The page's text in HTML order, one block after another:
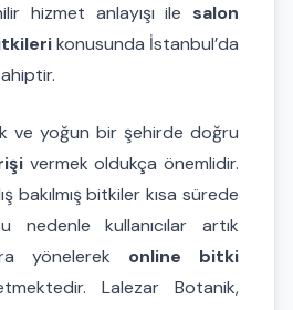
hizmet anlayışı ile salon
konusunda İstanbul’da
ve yoğun bir şehirde doğru
vermek oldukça önemlidir.
bakılmış bitkiler kısa sürede
nedenle kullanıcılar artık
yönelerek online bitki
Lalezar Botanik,